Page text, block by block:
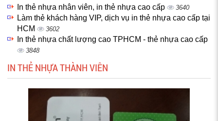
In thẻ nhựa nhân viên, in thẻ nhựa cao cấp 3640
Làm thẻ khách hàng VIP, dịch vụ in thẻ nhựa cao cấp tại
HCM
3602
In thẻ nhựa chất lượng cao TPHCM - thẻ nhựa cao cấp
3848
IN THẺ NHỰA THÀNH VIÊN